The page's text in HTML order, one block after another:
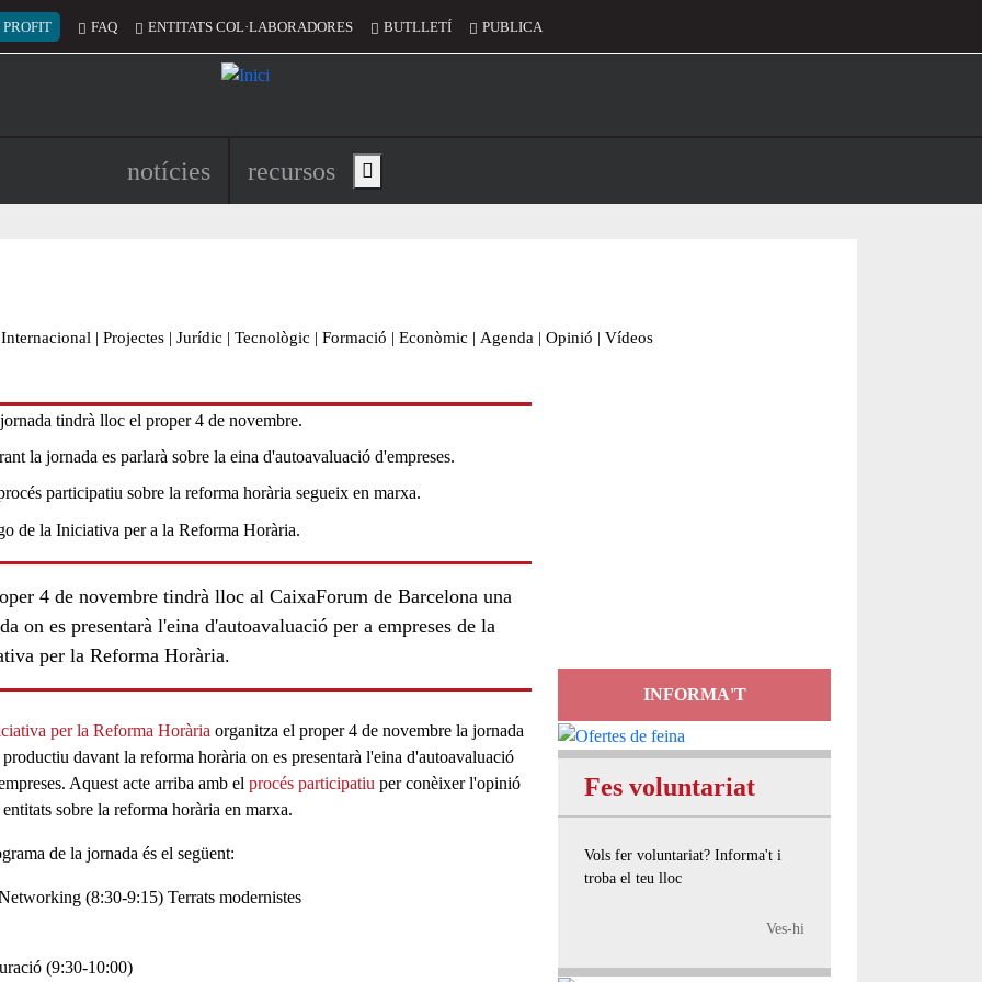
del compte d'usuari
PROFIT FAQ ENTITATS COL·LABORADORES BUTLLETÍ PUBLICA
Navegació principal de l'encapçalament
notícies recursos Show main menu
Internacional | Projectes | Jurídic | Tecnològic | Formació | Econòmic | Agenda | Opinió | Vídeos
4 de novembre tindrà lloc al CaixaForum de Barcelona una
on es presentarà l'eina d'autoavaluació per a empreses de la
per la Reforma Horària.
per la Reforma Horària organitza el proper4 de novembrela jornada
davant la reforma horària on es presentarà l'eina d'autoavaluació
Aquest acte arriba amb el procés participatiu per conèixer l'opinió
sobre la reforma horària en marxa.
de la jornada és el següent:
(8:30-9:15)Terrats modernistes
(9:30-10:00)
INFORMA'T
Fes voluntariat
Vols fer voluntariat? Informa't i
troba el teu lloc
Ves-hi